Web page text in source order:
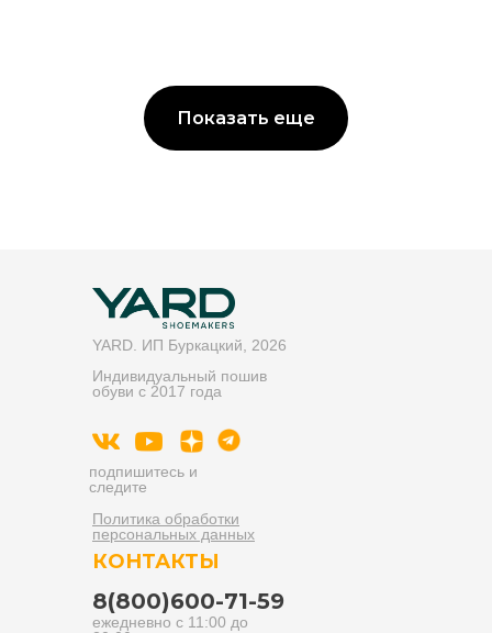
Показать еще
YARD. ИП Буркацкий, 2026
Индивидуальный пошив
обуви с 2017 года
КОНТАКТЫ
8(800)600-71-59
ежедневно с 11:00 до
подпишитесь и
следите
Политика обработки
персональных данных